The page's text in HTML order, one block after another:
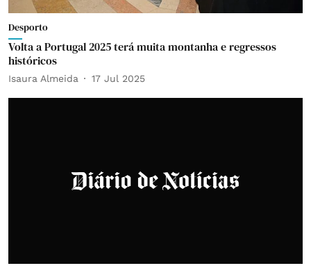
Desporto
Volta a Portugal 2025 terá muita montanha e regressos
históricos
Isaura Almeida 17 Jul 2025